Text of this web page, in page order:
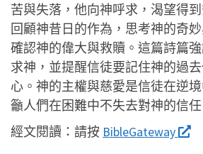
苦與失落，他向神呼求，渴望得
回顧神昔日的作為，思考神的奇
確認神的偉大與救贖。這篇詩篇
求神，並提醒信徒要記住神的過
心。神的主權與慈愛是信徒在逆
籲人們在困難中不失去對神的信任
經文閱讀： 請按 BibleGateway